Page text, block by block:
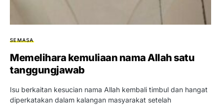
SEMASA
Memelihara kemuliaan nama Allah satu
tanggungjawab
Isu berkaitan kesucian nama Allah kembali timbul dan hangat
diperkatakan dalam kalangan masyarakat setelah